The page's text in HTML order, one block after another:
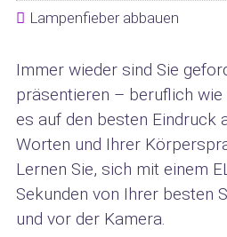
Lampenfieber abbauen
Immer wieder sind Sie
präsentieren – beruflich
es auf den besten Eindruck
Worten und Ihrer
Lernen Sie, sich mit einem
Sekunden von Ihrer besten
und vor der Kamera.